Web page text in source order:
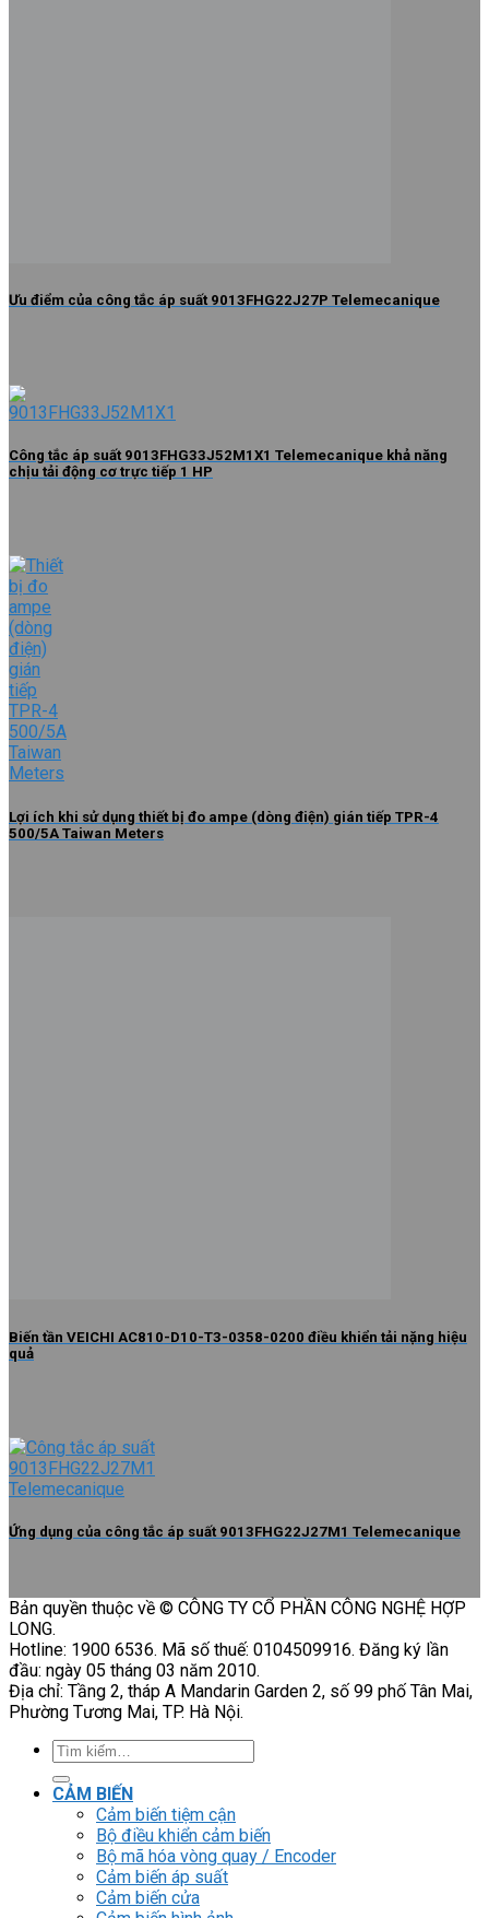
Ưu điểm của công tắc áp suất 9013FHG22J27P Telemecanique
Công tắc áp suất 9013FHG33J52M1X1 Telemecanique khả năng
chịu tải động cơ trực tiếp 1 HP
Lợi ích khi sử dụng thiết bị đo ampe (dòng điện) gián tiếp TPR-4
500/5A Taiwan Meters
Biến tần VEICHI AC810-D10-T3-0358-0200 điều khiển tải nặng hiệu
quả
Ứng dụng của công tắc áp suất 9013FHG22J27M1 Telemecanique
Bản quyền thuộc về © CÔNG TY CỔ PHẦN CÔNG NGHỆ HỢP
LONG.
Hotline: 1900 6536. Mã số thuế: 0104509916. Đăng ký lần
đầu: ngày 05 tháng 03 năm 2010.
Địa chỉ: Tầng 2, tháp A Mandarin Garden 2, số 99 phố Tân Mai,
Phường Tương Mai, TP. Hà Nội.
Tìm
kiếm:
CẢM BIẾN
Cảm biến tiệm cận
Bộ điều khiển cảm biến
Bộ mã hóa vòng quay / Encoder
Cảm biến áp suất
Cảm biến cửa